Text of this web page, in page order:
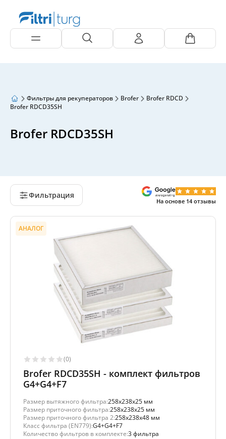
Фильтры для рекуператоров Brofer
Brofer RDCD
Brofer RDCD35SH
Brofer RDCD35SH
Фильтрация
На основе 14 отзывы
АНАЛОГ
(0)
Brofer RDCD35SH - комплект фильтров
G4+G4+F7
Размер вытяжного фильтра:258x238x25 мм
Размер приточного фильтра:258x238x25 мм
Размер приточного фильтра 2:258x238x48 мм
Класс фильтра (EN779):G4+G4+F7
Количество фильтров в комплекте:3 фильтра